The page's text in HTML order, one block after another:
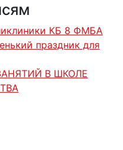
КБ 8 ФМБА
праздник для
В ШКОЛЕ